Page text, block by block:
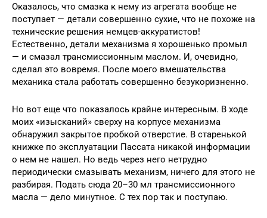
Оказалось, что смазка к нему из агрегата вообще не
поступает — детали совершенно сухие, что не похоже на
технические решения немцев-аккуратистов!
Естественно, детали механизма я хорошенько промыл
— и смазал трансмиссионным маслом. И, очевидно,
сделал это вовремя. После моего вмешательства
механика стала работать совершенно безукоризненно.
Но вот еще что показалось крайне интересным. В ходе
моих «изысканий» сверху на корпусе механизма
обнаружил закрытое пробкой отверстие. В старенькой
книжке по эксплуатации Пассата никакой информации
о нем не нашел. Но ведь через него нетрудно
периодически смазывать механизм, ничего для этого не
разбирая. Подать сюда 20–30 мл трансмиссионного
масла — дело минутное. С тех пор так и поступаю.